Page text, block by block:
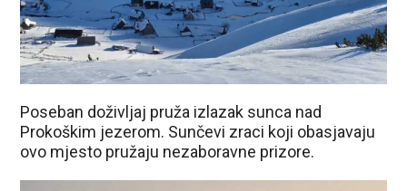
Poseban doživljaj pruža izlazak sunca nad
Prokoškim jezerom. Sunčevi zraci koji obasjavaju
ovo mjesto pružaju nezaboravne prizore.